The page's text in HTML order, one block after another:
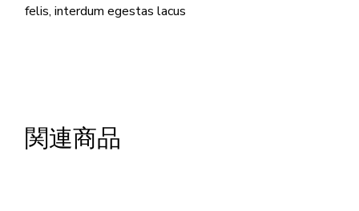
felis, interdum egestas lacus
関連商品